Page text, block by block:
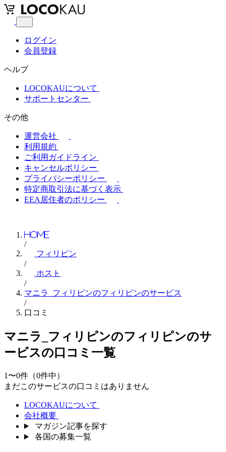
ログイン
会員登録
ヘルプ
LOCOKAUについて
サポートセンター
その他
運営会社
利用規約
ご利用ガイドライン
キャンセルポリシー
プライバシーポリシー
特定商取引法に基づく表示
EEA居住者のポリシー
Home
/
フィリピン
/
ホスト
/
マニラ_フィリピンのフィリピンのサービス
/
口コミ
マニラ_フィリピンのフィリピンのサ
ービスの口コミ一覧
1〜0件（0件中）
まだこのサービスの口コミはありません
LOCOKAUについて
会社概要
マガジン記事を探す
各国の募集一覧